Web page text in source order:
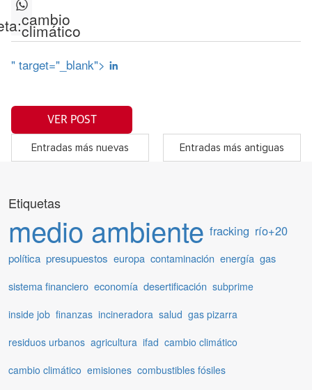
cambio
climático
" target="_blank">
VER POST
Entradas más nuevas Entradas más antiguas
Etiquetas
medio ambiente fracking río+20
política presupuestos europa contaminación energía gas
sistema financiero economía desertificación subprime
inside job finanzas incineradora salud gas pizarra
residuos urbanos agricultura ifad cambio climático
cambio climático emisiones combustibles fósiles